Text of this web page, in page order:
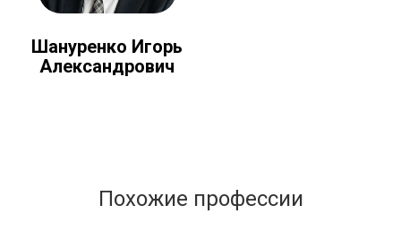
Шануренко Игорь
Александрович
Похожие профессии